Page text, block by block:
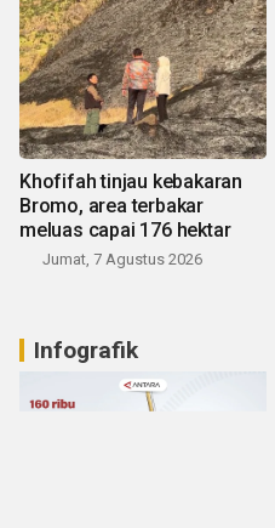
Khofifah tinjau kebakaran
Bromo, area terbakar
meluas capai 176 hektar
Jumat, 7 Agustus 2026
Infografik